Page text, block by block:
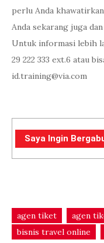
perlu Anda
Anda sekarang juga
Untuk informasi lebih
29 222 333 ext.6 atau
id.training@via.com
Saya Ingin
agen tiket agen
bisnis travel online